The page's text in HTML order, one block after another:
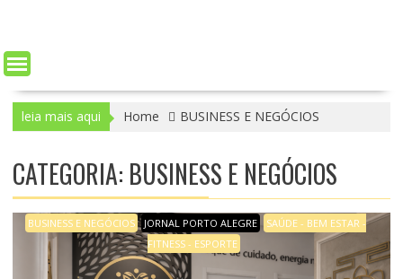
leia mais aqui Home BUSINESS E NEGÓCIOS
CATEGORIA: BUSINESS E NEGÓCIOS
BUSINESS E NEGÓCIOS JORNAL PORTO ALEGRE
SAÚDE - BEM ESTAR -
FITNESS - ESPORTE